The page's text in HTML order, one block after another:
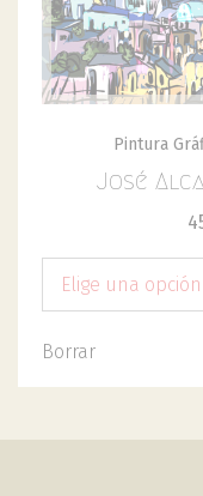
Pintura
José
Elige una opción
Borrar